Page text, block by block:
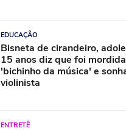
EDUCAÇÃO
Bisneta de cirandeiro,
15 anos diz que foi
'bichinho da música' e
violinista
ENTRETÊ